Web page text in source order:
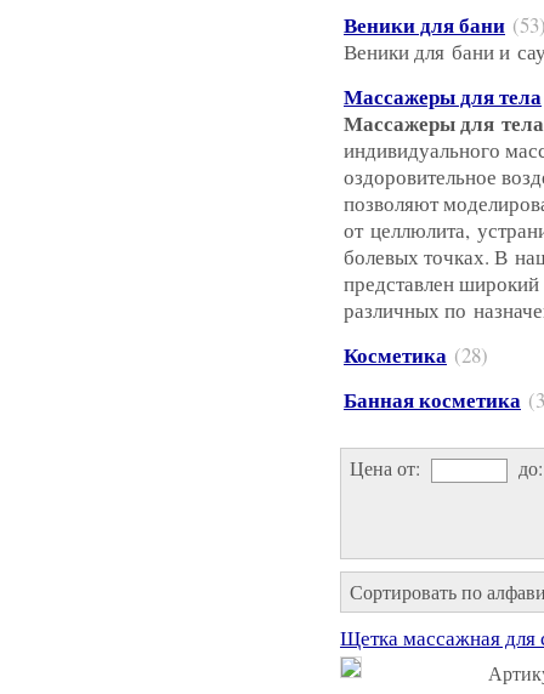
Веники для бани
Веники для бани и
Массажеры для тела
Массажеры для тела
индивидуального
оздоровительное
позволяют
от целлюлита,
болевых точках. В
представлен
различных по
Косметика (28)
Банная косметика
Цена от:
Сортировать по
Щетка массажная для